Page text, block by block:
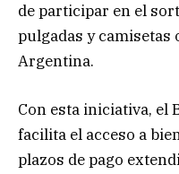
de participar en el
pulgadas y camisetas
Argentina.
Con esta iniciativa, el
facilita el acceso a
plazos de pago